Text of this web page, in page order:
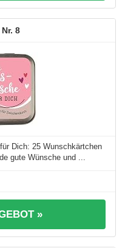
8
Dich: 25 Wunschkärtchen
gute Wünsche und ...
»